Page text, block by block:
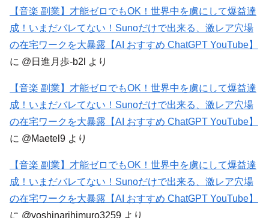
【音楽 副業】才能ゼロでもOK！世界中を虜にして爆益達
成！いまだバレてない！Sunoだけで出来る、激レア穴場
の在宅ワークを大暴露【AI おすすめ ChatGPT YouTube】
に @日進月歩-b2l より
【音楽 副業】才能ゼロでもOK！世界中を虜にして爆益達
成！いまだバレてない！Sunoだけで出来る、激レア穴場
の在宅ワークを大暴露【AI おすすめ ChatGPT YouTube】
に @Maetel9 より
【音楽 副業】才能ゼロでもOK！世界中を虜にして爆益達
成！いまだバレてない！Sunoだけで出来る、激レア穴場
の在宅ワークを大暴露【AI おすすめ ChatGPT YouTube】
に @yoshinarihimuro3259 より